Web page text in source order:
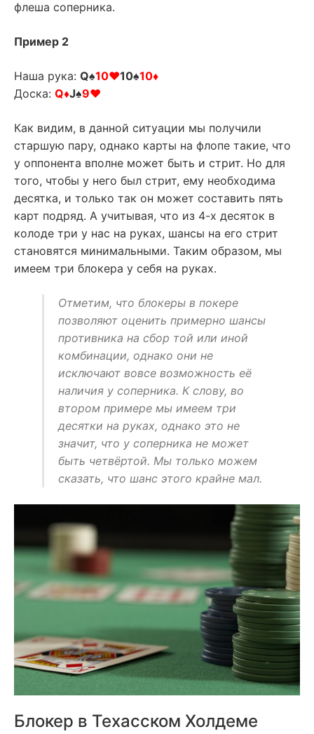
флеша соперника.
Пример 2
Наша рука: Q♠10♥10♠10♦
Доска: Q♦J♠9♥
Как видим, в данной ситуации мы получили
старшую пару, однако карты на флопе такие, что
у оппонента вполне может быть и стрит. Но для
того, чтобы у него был стрит, ему необходима
десятка, и только так он может составить пять
карт подряд. А учитывая, что из 4-х десяток в
колоде три у нас на руках, шансы на его стрит
становятся минимальными. Таким образом, мы
имеем три блокера у себя на руках.
Отметим, что блокеры в покере
позволяют оценить примерно шансы
противника на сбор той или иной
комбинации, однако они не
исключают вовсе возможность её
наличия у соперника. К слову, во
втором примере мы имеем три
десятки на руках, однако это не
значит, что у соперника не может
быть четвёртой. Мы только можем
сказать, что шанс этого крайне мал.
Блокер в Техасском Холдеме